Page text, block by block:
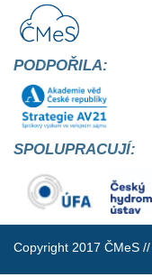
PODPOŘILA:
SPOLUPRACUJÍ:
Copyright 2017 ČMeS //